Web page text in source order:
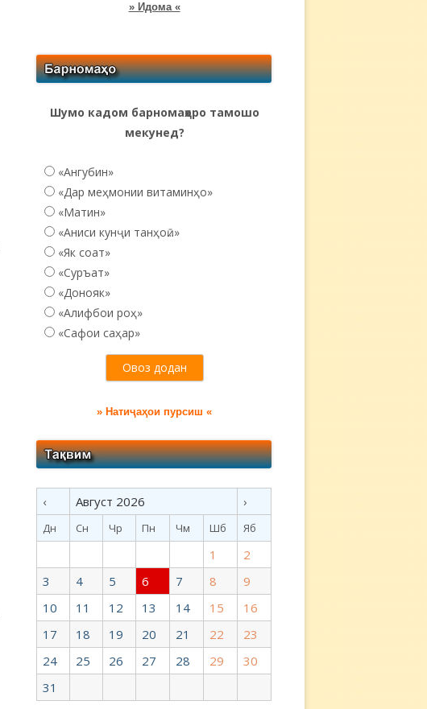
» Идома «
Шумо кадом барномаҳоро тамошо
мекунед?
«Ангубин»
«Дар меҳмонии витаминҳо»
«Матин»
«Аниси кунҷи танҳоӣ...»
«Як соат»
«Суръат»
«Донояк»
«Алифбои роҳ»
«Сафои саҳар»
» Натиҷаҳои пурсиш «
‹ Август 2026 ›
Дн Сн Чр Пн Чм Шб Яб
1
2
3
4 5 6 7 8
9
10
11 12 13 14 15
16
17
18 19 20 21 22
23
24
25 26 27 28 29
30
31